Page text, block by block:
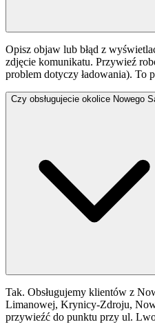
Opisz objaw lub błąd z
zdjęcie komunikatu. Przywieź
problem dotyczy ładowania). To
Czy obsługujecie okolice Nowego
Tak. Obsługujemy klientów z
Limanowej, Krynicy-Zdroju,
przywieźć do punktu przy ul.